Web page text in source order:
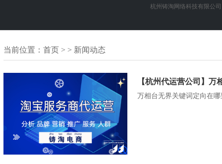
杭州铸淘网络科技有限公司
当前位置： 首页 > > 新闻动态
【杭州代运营公司】
万相台无界关键词定向在